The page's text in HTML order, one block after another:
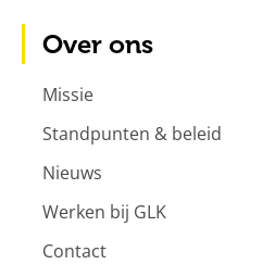
Over ons
Missie
Standpunten & beleid
Nieuws
Werken bij GLK
Contact